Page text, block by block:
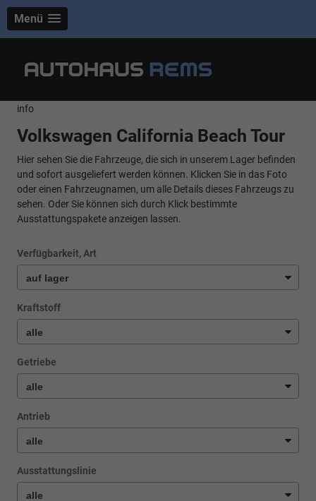
Menü
info
Volkswagen California Beach Tour
Hier sehen Sie die Fahrzeuge, die sich in unserem Lager befinden
und sofort ausgeliefert werden können. Klicken Sie in das Foto
oder einen Fahrzeugnamen, um alle Details dieses Fahrzeugs zu
sehen. Oder Sie können sich durch Klick bestimmte
Ausstattungspakete anzeigen lassen.
Verfügbarkeit, Art
Kraftstoff
Getriebe
Antrieb
Ausstattungslinie